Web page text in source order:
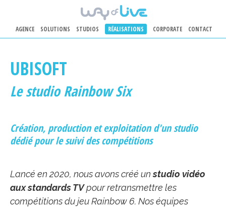
AGENCE SOLUTIONS STUDIOS RÉALISATIONS CORPORATE CONTACT
UBISOFT
Le studio Rainbow Six
Création, production et exploitation d'un studio
dédié pour le suivi des compétitions
Lancé en 2020, nous avons créé unstudio vidéo
aux standards TVpour retransmettre les
compétitions du jeu Rainbow 6. Nos équipes